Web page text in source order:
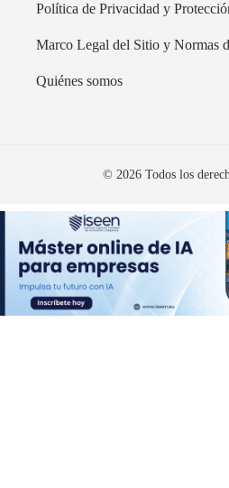
Política de Privacidad y
Marco Legal del Sitio y Normas
Quiénes somos
© 2026 Todos los